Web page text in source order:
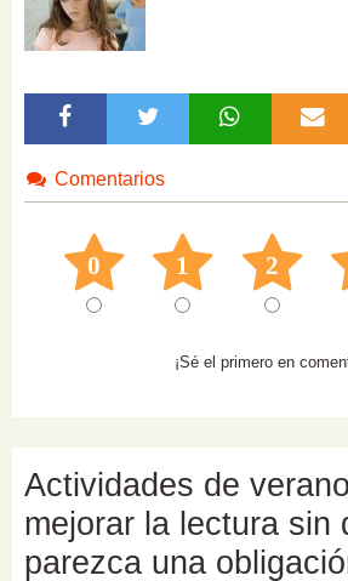
Comentarios
0 1 2
¡Sé el primero en
Actividades de
mejorar la lectura sin
parezca una